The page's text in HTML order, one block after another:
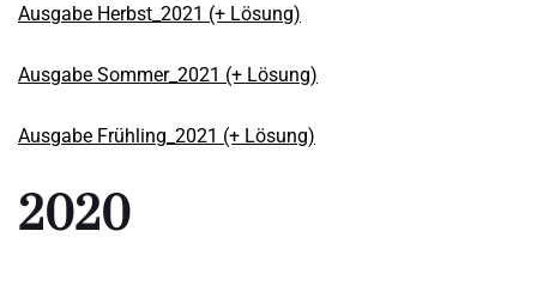
Ausgabe Herbst_2021 (+ Lösung)
Ausgabe Sommer_2021 (+ Lösung)
Ausgabe Frühling_2021 (+ Lösung)
2020